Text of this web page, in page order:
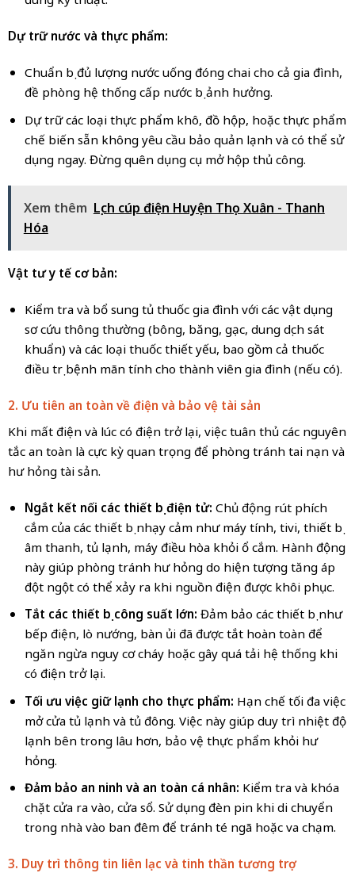
Dự trữ nước và thực phẩm:
Chuẩn bị đủ lượng nước uống đóng chai cho cả gia đình,
đề phòng hệ thống cấp nước bị ảnh hưởng.
Dự trữ các loại thực phẩm khô, đồ hộp, hoặc thực phẩm
chế biến sẵn không yêu cầu bảo quản lạnh và có thể sử
dụng ngay. Đừng quên dụng cụ mở hộp thủ công.
Xem thêm Lịch cúp điện Huyện Thọ Xuân - Thanh
Hóa
Vật tư y tế cơ bản:
Kiểm tra và bổ sung tủ thuốc gia đình với các vật dụng
sơ cứu thông thường (bông, băng, gạc, dung dịch sát
khuẩn) và các loại thuốc thiết yếu, bao gồm cả thuốc
điều trị bệnh mãn tính cho thành viên gia đình (nếu có).
2. Ưu tiên an toàn về điện và bảo vệ tài sản
Khi mất điện và lúc có điện trở lại, việc tuân thủ các nguyên
tắc an toàn là cực kỳ quan trọng để phòng tránh tai nạn và
hư hỏng tài sản.
Ngắt kết nối các thiết bị điện tử: Chủ động rút phích
cắm của các thiết bị nhạy cảm như máy tính, tivi, thiết bị
âm thanh, tủ lạnh, máy điều hòa khỏi ổ cắm. Hành động
này giúp phòng tránh hư hỏng do hiện tượng tăng áp
đột ngột có thể xảy ra khi nguồn điện được khôi phục.
Tắt các thiết bị công suất lớn: Đảm bảo các thiết bị như
bếp điện, lò nướng, bàn ủi đã được tắt hoàn toàn để
ngăn ngừa nguy cơ cháy hoặc gây quá tải hệ thống khi
có điện trở lại.
Tối ưu việc giữ lạnh cho thực phẩm: Hạn chế tối đa việc
mở cửa tủ lạnh và tủ đông. Việc này giúp duy trì nhiệt độ
lạnh bên trong lâu hơn, bảo vệ thực phẩm khỏi hư
hỏng.
Đảm bảo an ninh và an toàn cá nhân: Kiểm tra và khóa
chặt cửa ra vào, cửa sổ. Sử dụng đèn pin khi di chuyển
trong nhà vào ban đêm để tránh té ngã hoặc va chạm.
3. Duy trì thông tin liên lạc và tinh thần tương trợ